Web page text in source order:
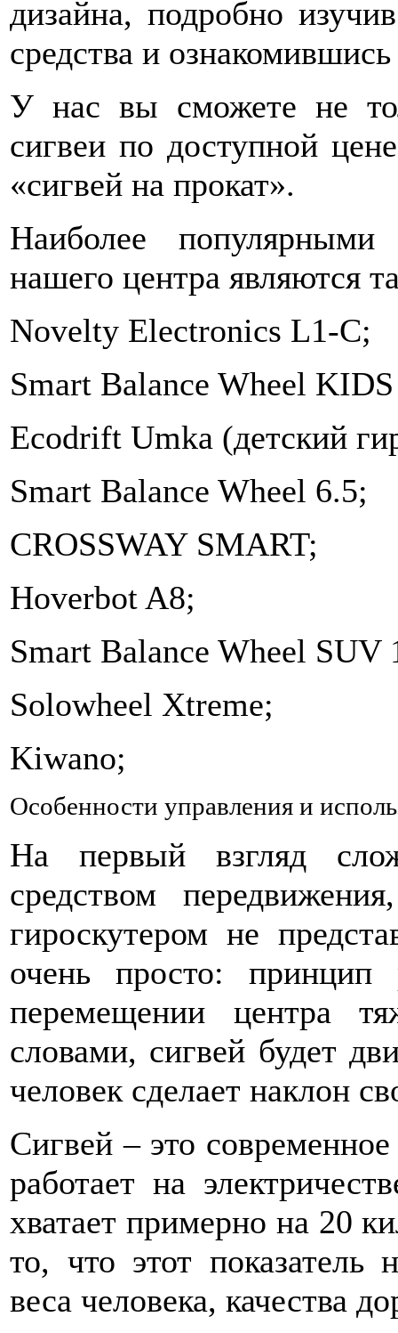
дизайна, подробно
средства и
У нас вы сможете не
сигвеи по доступной
«сигвей на прокат».
Наиболее популярными
нашего центра являются
Novelty Electronics L1-C;
Smart Balance Wheel
Ecodrift Umka (детский
Smart Balance Wheel 6.5;
CROSSWAY SMART;
Hoverbot A8;
Smart Balance Wheel SUV
Solowheel Xtreme;
Kiwano;
Особенности управления и
На первый взгляд
средством
гироскутером не
очень просто: принцип
перемещении центра
словами, сигвей будет
человек сделает наклон
Сигвей – это современное
работает на
хватает примерно на 20
то, что этот показатель
веса человека, качества